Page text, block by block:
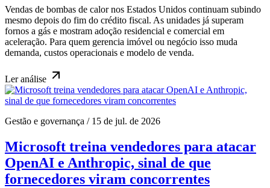
Vendas de bombas de calor nos Estados Unidos continuam subindo
mesmo depois do fim do crédito fiscal. As unidades já superam
fornos a gás e mostram adoção residencial e comercial em
aceleração. Para quem gerencia imóvel ou negócio isso muda
demanda, custos operacionais e modelo de venda.
Leranálise
Gestão e governança / 15 de jul. de 2026
Microsoft treina vendedores para atacar
OpenAI e Anthropic, sinal de que
fornecedores viram concorrentes